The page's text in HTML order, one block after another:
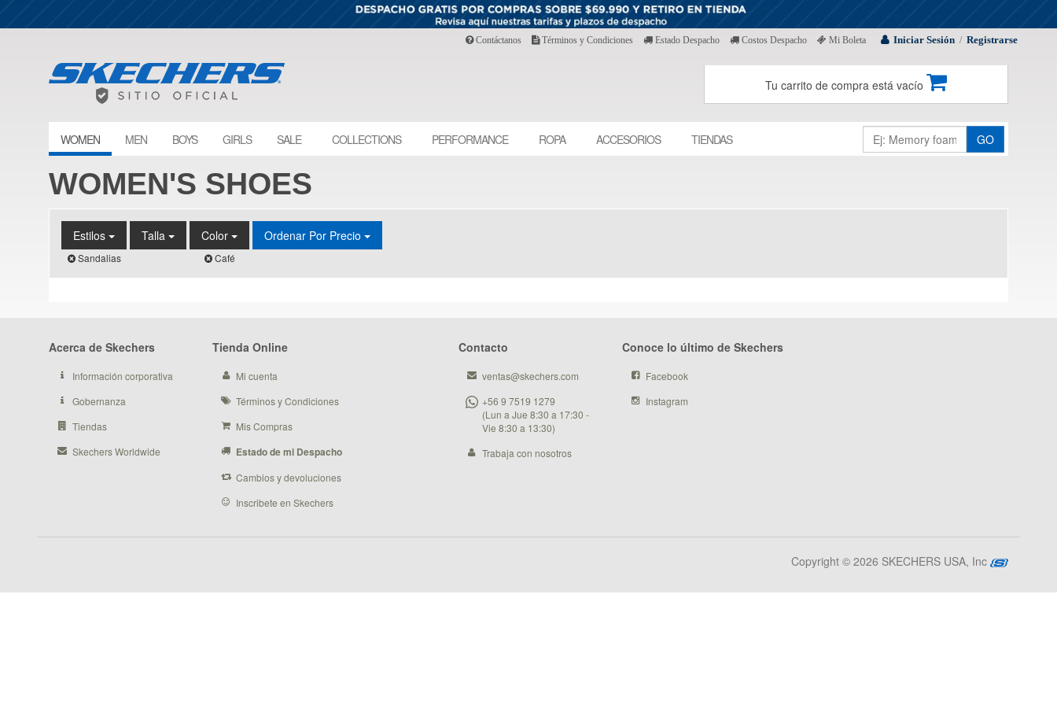
Iniciar Sesión / Registrarse
Contáctanos Términos y Condiciones Estado Despacho Costos Despacho Mi Boleta
Tu carrito de compra está vacío
WOMEN MEN BOYS GIRLS SALE COLLECTIONS PERFORMANCE ROPA ACCESORIOS TIENDAS GO
WOMEN'S SHOES
Estilos
Sandalias
Talla Color
Café
Ordenar Por Precio
Acerca de Skechers
Información corporativa
Gobernanza
Tiendas
Skechers Worldwide
Tienda Online
Mi cuenta
Términos y Condiciones
Mis Compras
Estado de mi Despacho
Cambios y devoluciones
Inscribete en Skechers
Contacto
ventas@skechers.com
+56 9 7519 1279
(Lun a Jue 8:30 a 17:30 -
Vie 8:30 a 13:30)
Trabaja con nosotros
Conoce lo último de Skechers
Facebook
Instagram
Copyright © 2026 SKECHERS USA, Inc